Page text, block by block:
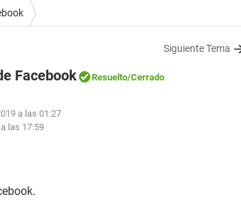
Siguiente Tema
Facebook Resuelto/Cerrado
a las 01:27
las 17:59